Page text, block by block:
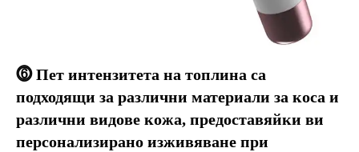
⓺ Пет интензитета на топлина са
подходящи за различни материали за коса и
различни видове кожа, предоставяйки ви
персонализирано изживяване при